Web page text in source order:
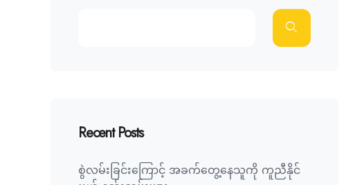
Recent Posts
စွဲလမ်းခြင်းကြောင့် အခက်တွေ့နေသူကို ကူညီနိုင်